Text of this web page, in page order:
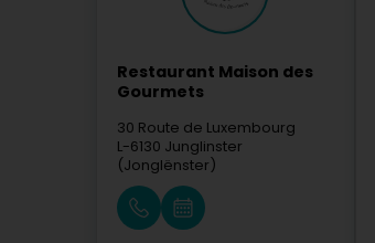
Restaurant Maison des
Gourmets
30 Route de Luxembourg
L-6130 Junglinster
(Jonglënster)